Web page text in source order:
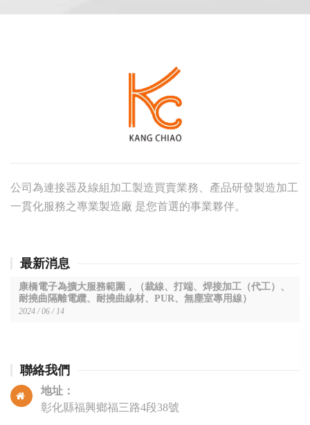
公司為連接器及線組加工製造買賣業務、產品研發製造加工
一貫化服務之專業製造廠 是您首選的事業夥伴。
最新消息
康橋電子為擴大服務範圍，（裁線、打端、焊接加工（代工）、
耐撓曲隔離電纜、耐撓曲線材、PUR、無塵室專用線）
2024 / 06 / 14
聯絡我們
地址：
彰化縣福興鄉福三路4段38號